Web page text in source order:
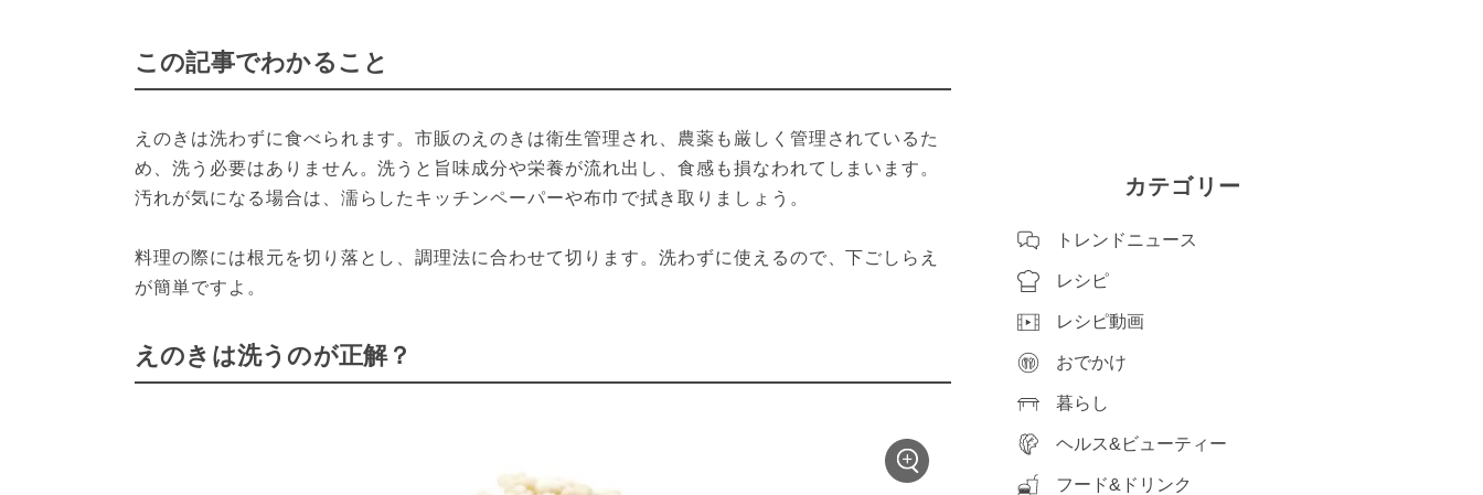
この記事でわかること
えのきは洗わずに食べられます。市販のえのきは衛生管理され、農薬も厳しく管理されているた
め、洗う必要はありません。洗うと旨味成分や栄養が流れ出し、食感も損なわれてしまいます。
汚れが気になる場合は、濡らしたキッチンペーパーや布巾で拭き取りましょう。
料理の際には根元を切り落とし、調理法に合わせて切ります。洗わずに使えるので、下ごしらえ
が簡単ですよ。
えのきは洗うのが正解？
カテゴリー
トレンドニュース
レシピ
レシピ動画
おでかけ
暮らし
ヘルス&ビューティー
フード&ドリンク